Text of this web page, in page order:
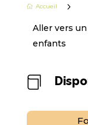
 Accueil
5
Aller vers
enfants
